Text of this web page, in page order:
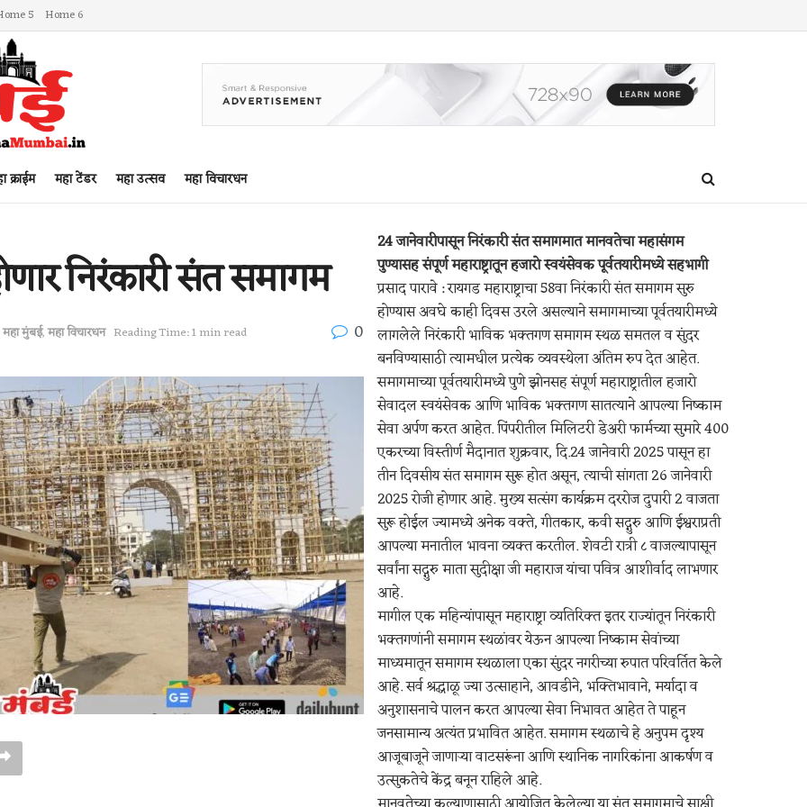
5 Home 6
क्राईम महा टेंडर महा उत्सव महा विचारधन
निरंकारी संत समागम
महा मुंबई,महा विचारधन Reading Time: 1 min read 0
24 जानेवारीपासून निरंकारी संत समागमात मानवतेचा महासंगम
पुण्यासह संपूर्ण महाराष्ट्रातून हजारो स्वयंसेवक पूर्वतयारीमध्ये सहभागी
प्रसाद पारावे : रायगड महाराष्ट्राचा 58वा निरंकारी संत समागम सुरु
होण्यास अवघे काही दिवस उरले असल्याने समागमाच्या पूर्वतयारीमध्ये
लागलेले निरंकारी भाविक भक्तगण समागम स्थळ समतल व सुंदर
बनविण्यासाठी त्यामधील प्रत्येक व्यवस्थेला अंतिम रुप देत आहेत.
समागमाच्या पूर्वतयारीमध्ये पुणे झोनसह संपूर्ण महाराष्ट्रातील हजारो
सेवादल स्वयंसेवक आणि भाविक भक्तगण सातत्याने आपल्या निष्काम
सेवा अर्पण करत आहेत. पिंपरीतील मिलिटरी डेअरी फार्मच्या सुमारे 400
एकरच्या विस्तीर्ण मैदानात शुक्रवार, दि.24 जानेवारी 2025 पासून हा
तीन दिवसीय संत समागम सुरू होत असून, त्याची सांगता 26 जानेवारी
2025 रोजी होणार आहे. मुख्य सत्संग कार्यक्रम दररोज दुपारी 2 वाजता
सुरू होईल ज्यामध्ये अनेक वक्ते, गीतकार, कवी सद्गुरु आणि ईश्वराप्रती
आपल्या मनातील भावना व्यक्त करतील. शेवटी रात्री ८ वाजल्यापासून
सर्वांना सद्गुरु माता सुदीक्षा जी महाराज यांचा पवित्र आशीर्वाद लाभणार
आहे.
मागील एक महिन्यांपासून महाराष्ट्रा व्यतिरिक्त इतर राज्यांतून निरंकारी
भक्तगणांनी समागम स्थळांवर येऊन आपल्या निष्काम सेवांच्या
माध्यमातून समागम स्थळाला एका सुंदर नगरीच्या रुपात परिवर्तित केले
आहे. सर्व श्रद्धाळू ज्या उत्साहाने, आवडीने, भक्तिभावाने, मर्यादा व
अनुशासनाचे पालन करत आपल्या सेवा निभावत आहेत ते पाहून
जनसामान्य अत्यंत प्रभावित आहेत. समागम स्थळाचे हे अनुपम दृश्य
आजूबाजूने जाणाऱ्या वाटसरूंना आणि स्थानिक नागरिकांना आकर्षण व
उत्सुकतेचे केंद्र बनून राहिले आहे.